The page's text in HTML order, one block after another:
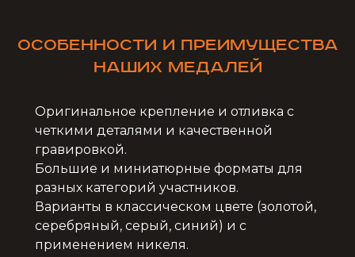
Особенности и преимущества
наших медалей
Оригинальное крепление и отливка с
четкими деталями и качественной
гравировкой.
Большие и миниатюрные форматы для
разных категорий участников.
Варианты в классическом цвете (золотой,
серебряный, серый, синий) и с
применением никеля.